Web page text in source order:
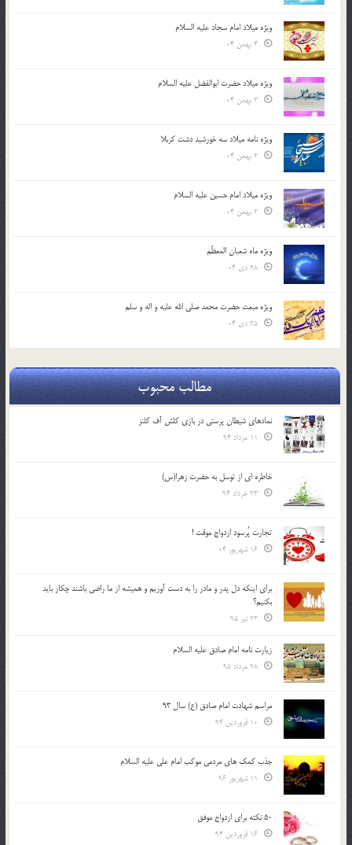
ویژه میلاد امام سجاد علیه السلام
ویژه میلاد حضرت ابوالفضل علیه السلام
ویژه نامه میلاد سه خورشید دشت کربلا
ویژه میلاد امام حسین علیه السلام
ویژه ماه شعبان المعظّم
ویژه مبعث حضرت محمد صلی الله علیه و اله و سلم
مطالب محبوب
نمادهای شیطان پرستی در بازی کلش آف کلنز
خاطره ای از توسل به حضرت زهرا(س)
تجارت پُرسود ازدواج موقت !
براي اينكه دل پدر و مادر را به دست آوريم و هميشه از ما راضي باشند چكار بايد
بكنيم؟
زیارت نامه امام صادق علیه السلام
مراسم شهادت امام صادق (ع) سال 93
جذب کمک های مردمی موکب امام علی علیه السلام
50 نکته برای ازدواج موفق